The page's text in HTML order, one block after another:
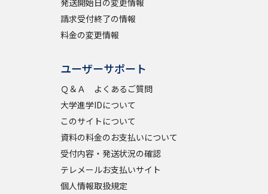
請求受付終了の情報
料金の変更情報
ユーザーサポート
Ｑ＆Ａ よくあるご質問
大学進学IDについて
このサイトについて
資料の料金のお支払いについて
受付内容・発送状況の確認
テレメールお支払いサイト
個人情報取扱規定